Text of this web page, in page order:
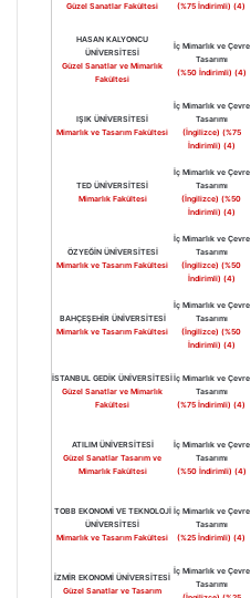
Güzel Sanatlar Fakültesi
(%75 İndirimli) (4)
HASAN KALYONCU
ÜNİVERSİTESİ
Güzel Sanatlar ve Mimarlık
Fakültesi
İç Mimarlık ve Çevre
Tasarımı
(%50 İndirimli) (4)
IŞIK ÜNİVERSİTESİ
Mimarlık ve Tasarım Fakültesi
İç Mimarlık ve Çevre
Tasarımı
(İngilizce) (%75
İndirimli) (4)
TED ÜNİVERSİTESİ
Mimarlık Fakültesi
İç Mimarlık ve Çevre
Tasarımı
(İngilizce) (%50
İndirimli) (4)
ÖZYEĞİN ÜNİVERSİTESİ
Mimarlık ve Tasarım Fakültesi
İç Mimarlık ve Çevre
Tasarımı
(İngilizce) (%50
İndirimli) (4)
BAHÇEŞEHİR ÜNİVERSİTESİ
Mimarlık ve Tasarım Fakültesi
İç Mimarlık ve Çevre
Tasarımı
(İngilizce) (%50
İndirimli) (4)
İSTANBUL GEDİK ÜNİVERSİTESİ
Güzel Sanatlar ve Mimarlık
Fakültesi
İç Mimarlık ve Çevre
Tasarımı
(%75 İndirimli) (4)
ATILIM ÜNİVERSİTESİ
Güzel Sanatlar Tasarım ve
Mimarlık Fakültesi
İç Mimarlık ve Çevre
Tasarımı
(%50 İndirimli) (4)
TOBB EKONOMİ VE TEKNOLOJİ
ÜNİVERSİTESİ
Mimarlık ve Tasarım Fakültesi
İç Mimarlık ve Çevre
Tasarımı
(%25 İndirimli) (4)
İZMİR EKONOMİ ÜNİVERSİTESİ
Güzel Sanatlar ve Tasarım
İç Mimarlık ve Çevre
Tasarımı